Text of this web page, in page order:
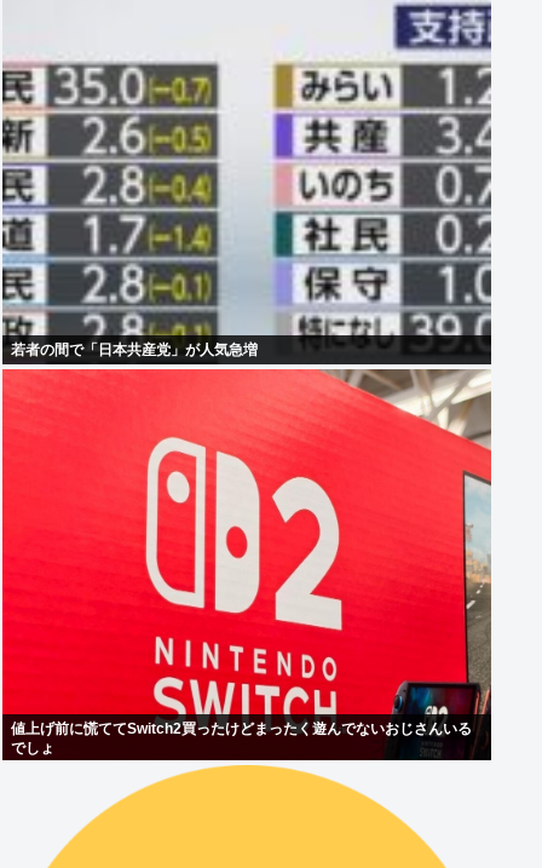
若者の間で「日本共産党」が人気急増
値上げ前に慌ててSwitch2買ったけどまったく遊んでないおじさんいる
でしょ